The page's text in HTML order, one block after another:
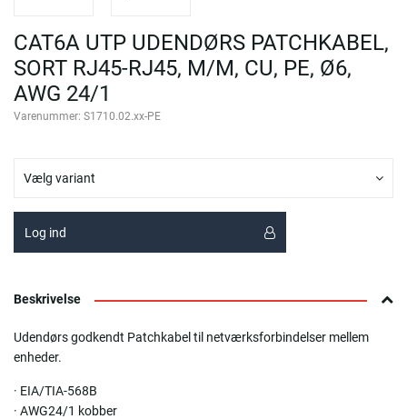
CAT6A UTP UDENDØRS PATCHKABEL,
SORT RJ45-RJ45, M/M, CU, PE, Ø6,
AWG 24/1
Varenummer: S1710.02.xx-PE
Vælg variant
Log ind
Beskrivelse
Udendørs godkendt Patchkabel til netværksforbindelser mellem
enheder.
· EIA/TIA-568B
· AWG24/1 kobber